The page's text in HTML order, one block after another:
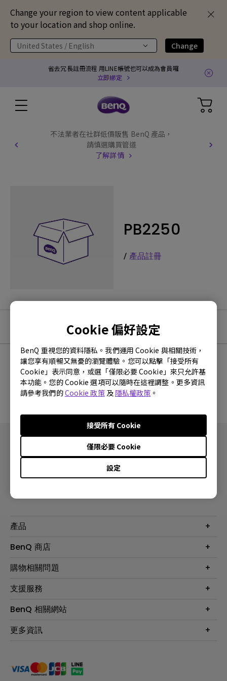
Change your region to view content applicable
to your location and shop online.
United States / English Change
Cookie 偏好設定
BenQ 重視您的資料隱私。我們運用 Cookie 與相關技術，
讓您享有順暢又無憂的瀏覽體驗。您可以點擊「接受所有
Cookie」表示同意，或選「僅限必要 Cookie」來只允許基
本功能。您的 Cookie 選項可以隨時在這裡調整。更多資訊
請參考我們的Cookie 政策及 隱私權政策 。
設定
僅限必要 Cookie
接受所有 Cookie
省去冗長註冊流程 用LINE帳號也可以成為會員囉
立即綁定
不法業者在社群低價販售 BenQ 產品，
請慎選購買管道
了解詳情
PB2250
/ 產品註冊
沒有韌體與驅動程式
產品
大型液晶
投影機
智慧照明
專業拍物視訊鏡頭
BenQ 商店
最新產品與活動
尋找銷售據點
會員綁定LINE教學
購物相關問題
第一次購物就上手
延長保固購買
贈品兌換網站首頁
支援服務
服務公告
保固條例
手冊與軟體下載
產品常見問題
BenQ 相關網站
專業商用解決方案
BenQ 大娛樂家
更多資訊
永續發展
產品碳足跡報告